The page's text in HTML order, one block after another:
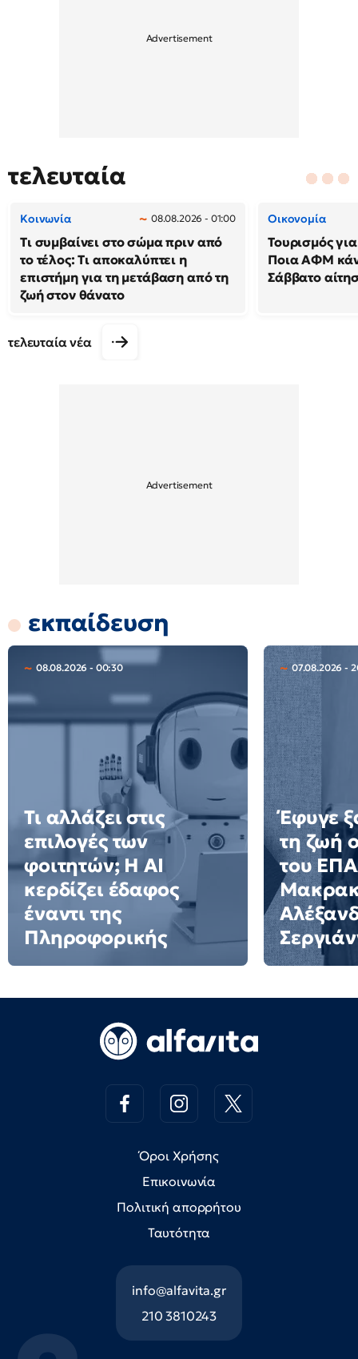
τελευταία
Κοινωνία 08.08.2026 - 01:00
Τι συμβαίνει στο σώμα πριν από
το τέλος: Τι αποκαλύπτει η
επιστήμη για τη μετάβαση από τη
ζωή στον θάνατο
Οικονομία
Τουρισμός
Ποια ΑΦΜ
Σάββατο
τελευταία νέα
εκπαίδευση
08.08.2026 - 00:30
Τι αλλάζει στις
επιλογές των
φοιτητών; Η AI
κερδίζει έδαφος
έναντι της
Πληροφορικής
07.08.2026 -
Έφυγε
τη ζωή
του
Όροι Χρήσης
Επικοινωνία
Πολιτική απορρήτου
Ταυτότητα
info@alfavita.gr
210 3810243